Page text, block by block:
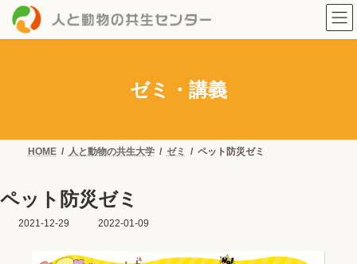
ゼミ・講義
HOME 人と動物の共生大学 ゼミ ペット防災ゼミ
ペット防災ゼミ
2021-12-29
最
2022-01-09